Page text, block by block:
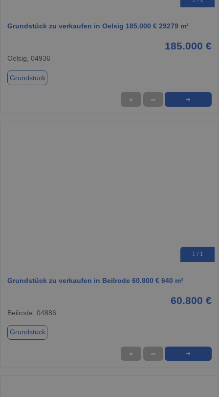
Grundstück zu verkaufen in Oelsig 185.000 € 29279 m²
185.000 €
Oelsig, 04936
Grundstück
★ ➦ ➜
1 / 1
Grundstück zu verkaufen in Beilrode 60.800 € 640 m²
60.800 €
Beilrode, 04886
Grundstück
★ ➦ ➜